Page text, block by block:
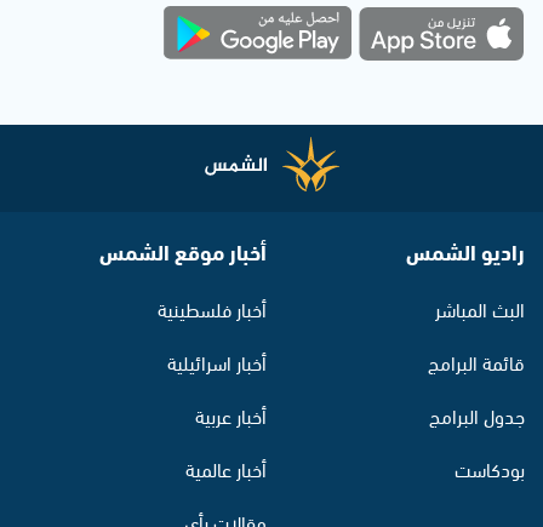
راديو الشمس
البث المباشر
قائمة البرامج
جدول البرامج
بودكاست
أخبار موقع الشمس
أخبار فلسطينية
أخبار اسرائيلية
أخبار عربية
أخبار عالمية